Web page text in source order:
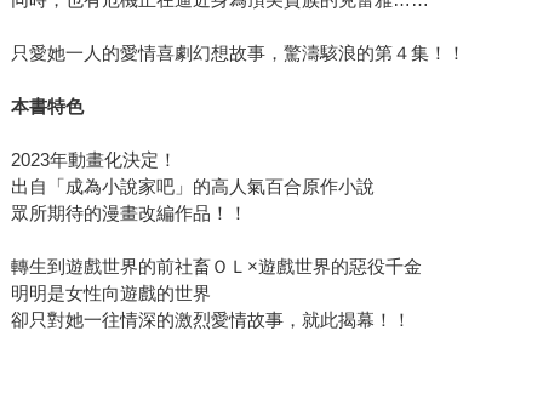
只愛她一人的愛情喜劇幻想故事，驚濤駭浪的第４集！！
本書特色
2023年動畫化決定！
出自「成為小說家吧」的高人氣百合原作小說
眾所期待的漫畫改編作品！！
轉生到遊戲世界的前社畜ＯＬ×遊戲世界的惡役千金
明明是女性向遊戲的世界
卻只對她一往情深的激烈愛情故事，就此揭幕！！